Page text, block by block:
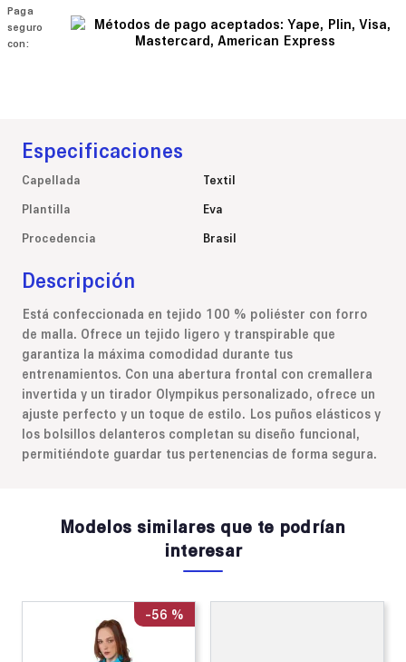
Paga
seguro
con:
Especificaciones
Capellada
Textil
Plantilla
Eva
Procedencia
Brasil
Descripción
Está confeccionada en tejido 100 % poliéster con forro
de malla. Ofrece un tejido ligero y transpirable que
garantiza la máxima comodidad durante tus
entrenamientos. Con una abertura frontal con cremallera
invertida y un tirador Olympikus personalizado, ofrece un
ajuste perfecto y un toque de estilo. Los puños elásticos y
los bolsillos delanteros completan su diseño funcional,
permitiéndote guardar tus pertenencias de forma segura.
Modelos similares que te podrían
interesar
-56 %